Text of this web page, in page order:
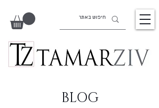
BLOG